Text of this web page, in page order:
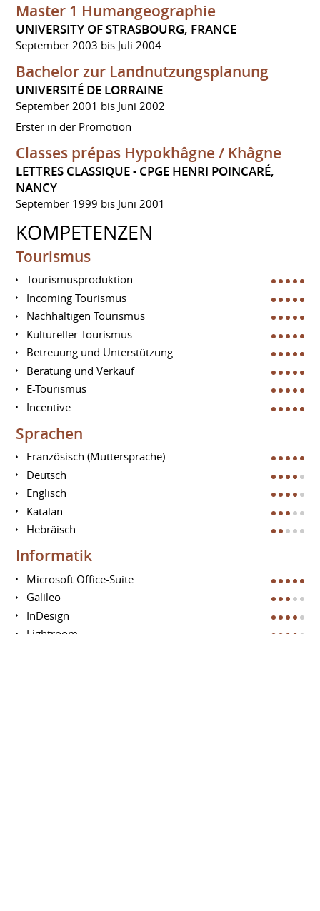
Master 1 Humangeographie
UNIVERSITY OF STRASBOURG, FRANCE
September 2003 bis Juli 2004
Bachelor zur Landnutzungsplanung
UNIVERSITÉ DE LORRAINE
September 2001 bis Juni 2002
Erster in der Promotion
Classes prépas Hypokhâgne / Khâgne
LETTRES CLASSIQUE - CPGE HENRI POINCARÉ,
NANCY
September 1999 bis Juni 2001
KOMPETENZEN
Tourismus
Tourismusproduktion
Incoming Tourismus
Nachhaltigen Tourismus
Kultureller Tourismus
Betreuung und Unterstützung
Beratung und Verkauf
E-Tourismus
Incentive
Sprachen
Französisch (Muttersprache)
Deutsch
Englisch
Katalan
Hebräisch
Informatik
Microsoft Office-Suite
Galileo
InDesign
Lightroom